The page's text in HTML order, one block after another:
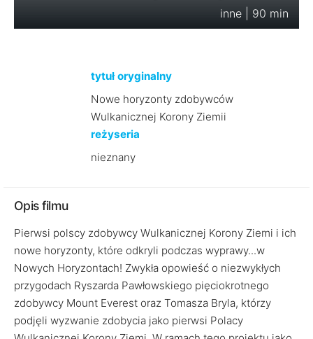
inne | 90 min
tytuł oryginalny
Nowe horyzonty zdobywców
Wulkanicznej Korony Ziemii
reżyseria
nieznany
Opis filmu
Pierwsi polscy zdobywcy Wulkanicznej Korony Ziemi i ich
nowe horyzonty, które odkryli podczas wyprawy...w
Nowych Horyzontach! Zwykła opowieść o niezwykłych
przygodach Ryszarda Pawłowskiego pięciokrotnego
zdobywcy Mount Everest oraz Tomasza Bryla, którzy
podjęli wyzwanie zdobycia jako pierwsi Polacy